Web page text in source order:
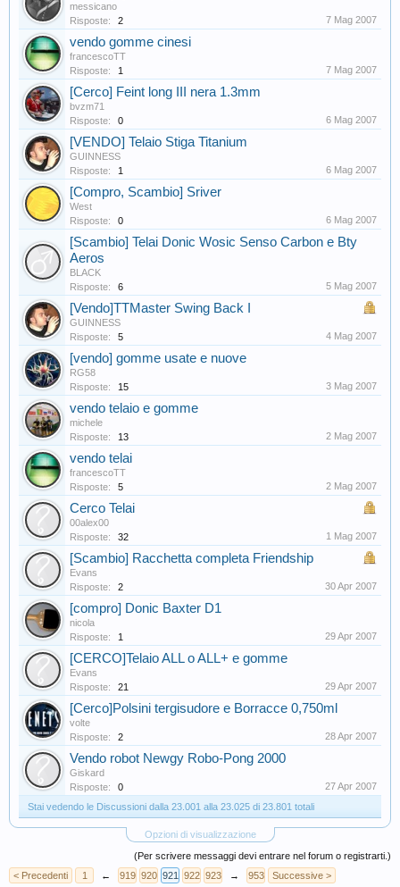
messicano
Risposte:
2 7 Mag 2007
vendo gomme cinesi
francescoTT
Risposte:
1 7 Mag 2007
[Cerco] Feint long III nera 1.3mm
bvzm71
Risposte:
0 6 Mag 2007
[VENDO] Telaio Stiga Titanium
GUINNESS
Risposte:
1 6 Mag 2007
[Compro, Scambio] Sriver
West
Risposte:
0 6 Mag 2007
[Scambio] Telai Donic Wosic Senso Carbon e Bty
Aeros
BLACK
Risposte:
6 5 Mag 2007
[Vendo]TTMaster Swing Back I
GUINNESS
Risposte:
5 4 Mag 2007
[vendo] gomme usate e nuove
RG58
Risposte:
15 3 Mag 2007
vendo telaio e gomme
michele
Risposte:
13 2 Mag 2007
vendo telai
francescoTT
Risposte:
5 2 Mag 2007
Cerco Telai
00alex00
Risposte:
32 1 Mag 2007
[Scambio] Racchetta completa Friendship
Evans
Risposte:
2 30 Apr 2007
[compro] Donic Baxter D1
nicola
Risposte:
1 29 Apr 2007
[CERCO]Telaio ALL o ALL+ e gomme
Evans
Risposte:
21 29 Apr 2007
[Cerco]Polsini tergisudore e Borracce 0,750ml
volte
Risposte:
2 28 Apr 2007
Vendo robot Newgy Robo-Pong 2000
Giskard
Risposte:
0
27 Apr 2007
Stai vedendo le Discussioni dalla 23.001 alla 23.025 di 23.801 totali
Opzioni di visualizzazione
(Per scrivere messaggi devi entrare nel forum o registrarti.)
< Precedenti
1 ← 919 920 921 922 923 → 953 Successive >